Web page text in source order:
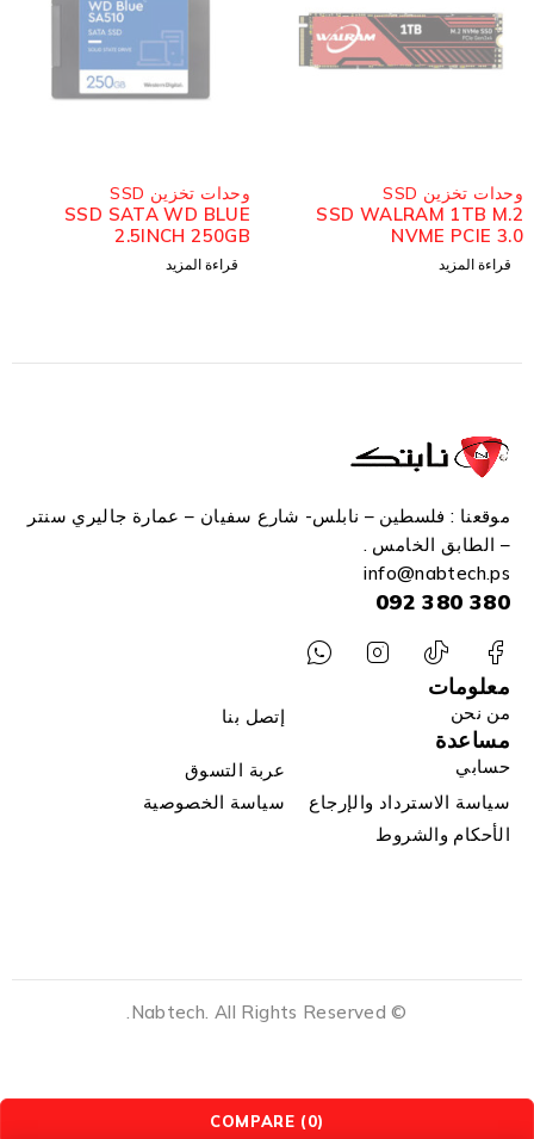
وحدات تخزين SSD
SSD WALRAM 1TB M.2
NVME PCIE 3.0
قراءة المزيد
وحدات تخزين SSD
SSD SATA WD BLUE
2.5INCH 250GB
قراءة المزيد
موقعنا : فلسطين – نابلس- شارع سفيان – عمارة جاليري سنتر
– الطابق الخامس .
info@nabtech.ps
380 380 092
معلومات
من نحن إتصل بنا
مساعدة
حسابي
عربة التسوق
سياسة الاسترداد والإرجاع
سياسة الخصوصية
الأحكام والشروط
© Nabtech. All Rights Reserved.
COMPARE (0)